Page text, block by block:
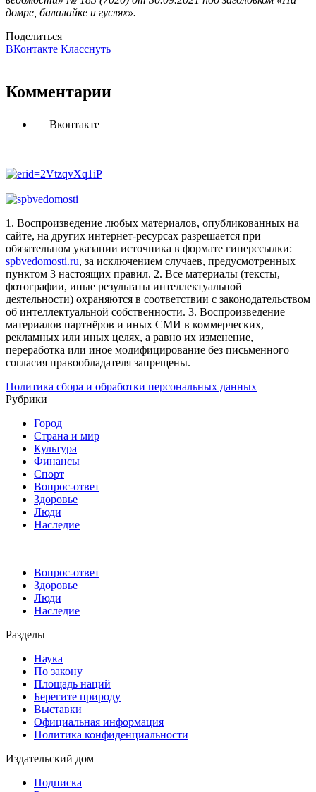
домре, балалайке и гуслях».
Поделиться
ВКонтакте Класснуть
Комментарии
Вконтакте
1. Воспроизведение любых материалов, опубликованных на
сайте, на других интернет-ресурсах разрешается при
обязательном указании источника в формате гиперссылки:
spbvedomosti.ru, за исключением случаев, предусмотренных
пунктом 3 настоящих правил. 2. Все материалы (тексты,
фотографии, иные результаты интеллектуальной
деятельности) охраняются в соответствии с законодательством
об интеллектуальной собственности. 3. Воспроизведение
материалов партнёров и иных СМИ в коммерческих,
рекламных или иных целях, а равно их изменение,
переработка или иное модифицирование без письменного
согласия правообладателя запрещены.
Политика сбора и обработки персональных данных
Рубрики
Город
Страна и мир
Культура
Финансы
Спорт
Вопрос-ответ
Здоровье
Люди
Наследие
Вопрос-ответ
Здоровье
Люди
Наследие
Разделы
Наука
По закону
Площадь наций
Берегите природу
Выставки
Официальная информация
Политика конфиденциальности
Издательский дом
Подписка